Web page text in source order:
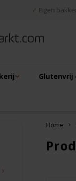
✓ Eigen
Glutenvrij
Home